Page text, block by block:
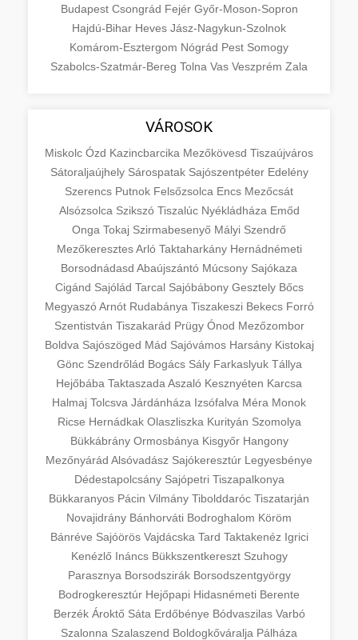
Budapest Csongrád Fejér Győr-Moson-Sopron
Hajdú-Bihar Heves Jász-Nagykun-Szolnok
Komárom-Esztergom Nógrád Pest Somogy
Szabolcs-Szatmár-Bereg Tolna Vas Veszprém Zala
VÁROSOK
Miskolc Ózd Kazincbarcika Mezőkövesd Tiszaújváros
Sátoraljaújhely Sárospatak Sajószentpéter Edelény
Szerencs Putnok Felsőzsolca Encs Mezőcsát
Alsózsolca Szikszó Tiszalúc Nyékládháza Emőd
Onga Tokaj Szirmabesenyő Mályi Szendrő
MezőkeresztesArló Taktaharkány Hernádnémeti
Borsodnádasd Abaújszántó Múcsony Sajókaza
Cigánd Sajólád Tarcal Sajóbábony Gesztely Bőcs
MegyaszóArnót Rudabánya Tiszakeszi Bekecs Forró
Szentistván Tiszakarád Prügy Ónod Mezőzombor
Boldva Sajószöged Mád Sajóvámos Harsány Kistokaj
Gönc Szendrőlád Bogács Sály Farkaslyuk Tállya
Hejőbába Taktaszada Aszaló Kesznyéten Karcsa
Halmaj Tolcsva Járdánháza Izsófalva Méra Monok
Ricse Hernádkak Olaszliszka Kurityán Szomolya
Bükkábrány Ormosbánya Kisgyőr Hangony
Mezőnyárád Alsóvadász Sajókeresztúr Legyesbénye
Dédestapolcsány Sajópetri Tiszapalkonya
Bükkaranyos Pácin Vilmány Tibolddaróc Tiszatarján
Novajidrány Bánhorváti Bodroghalom Köröm
Bánréve Sajóörös Vajdácska Tard Taktakenéz Igrici
Kenézlő Ináncs Bükkszentkereszt Szuhogy
Parasznya Borsodszirák Borsodszentgyörgy
Bodrogkeresztúr Hejőpapi Hidasnémeti Berente
Berzék Ároktő Sáta Erdőbénye Bódvaszilas Varbó
Szalonna Szalaszend Boldogkőváralja Pálháza